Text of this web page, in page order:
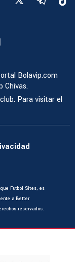
|
Bolavip.com
Chivas.
Para visitar el
Futbol Sites, es
a Better
reservados.